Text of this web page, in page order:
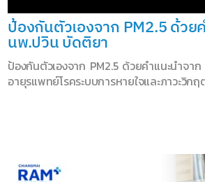
ป้องกันตัวเองจาก PM2.5 ด้วย
นพ.ปวิน บัดติยา
ป้องกันตัวเองจาก PM2.5 ด้วยคำแนะนำจ
อายุรแพทย์โรคระบบการหายใจและภาวะวิกฤ